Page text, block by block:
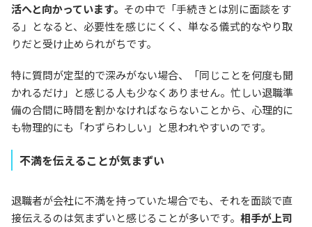
活へと向かっています。 その中で「手続きとは別に面談をす
る」となると、必要性を感じにくく、単なる儀式的なやり取
りだと受け止められがちです。
特に質問が定型的で深みがない場合、「同じことを何度も聞
かれるだけ」と感じる人も少なくありません。忙しい退職準
備の合間に時間を割かなければならないことから、心理的に
も物理的にも「わずらわしい」と思われやすいのです。
不満を伝えることが気まずい
退職者が会社に不満を持っていた場合でも、それを面談で直
接伝えるのは気まずいと感じることが多いです。 相手が上司